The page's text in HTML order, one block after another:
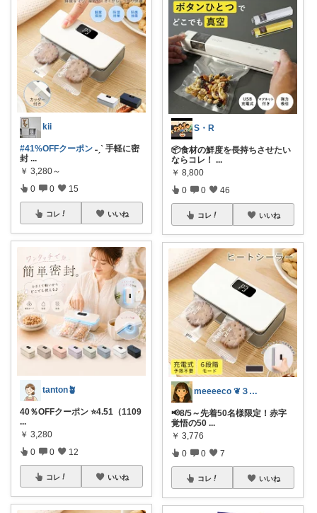
kii
#41%OFFクーポン ˗ˏˋ 手軽に密
封 ...
￥ 3,280～
0 0 15
コレ いいね
tanton🪴
40％OFFクーポン ⭐4.51（1109
...
￥ 3,280
0 0 12
コレ いいね
S・R
📦食材の鮮度を長持ちさせたい
ならコレ！ ...
￥ 8,800
0 0 46
コレ いいね
meeeeco ❦３児ママ ❦
📢8/5～先着50名様限定！赤字
覚悟の50 ...
￥ 3,776
0 0 7
コレ いいね